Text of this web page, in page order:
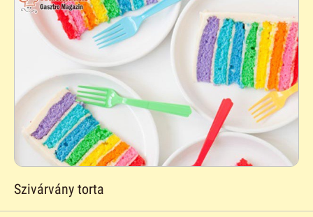
Szivárvány torta